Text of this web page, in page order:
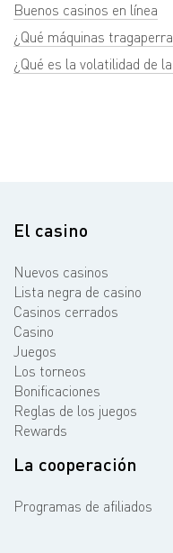
Buenos casinos en línea
¿Qué máquinas
¿Qué es la volatilidad de
El casino
Nuevos casinos
Lista negra de casino
Casinos cerrados
Casino
Juegos
Los torneos
Bonificaciones
Reglas de los juegos
Rewards
La cooperación
Programas de afiliados